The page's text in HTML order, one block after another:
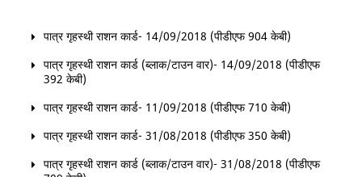
पात्र गृहस्थी राशन कार्ड- 14/09/2018 (पीडीएफ 904 केबी)
पात्र गृहस्थी राशन कार्ड (ब्लाक/टाउन वार)- 14/09/2018 (पीडीएफ
392 केबी)
पात्र गृहस्थी राशन कार्ड- 11/09/2018 (पीडीएफ 710 केबी)
पात्र गृहस्थी राशन कार्ड- 31/08/2018 (पीडीएफ 350 केबी)
पात्र गृहस्थी राशन कार्ड (ब्लाक/टाउन वार)- 31/08/2018 (पीडीएफ